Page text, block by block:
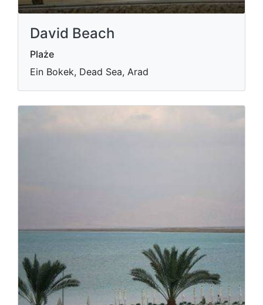
David Beach
Plaże
Ein Bokek, Dead Sea, Arad